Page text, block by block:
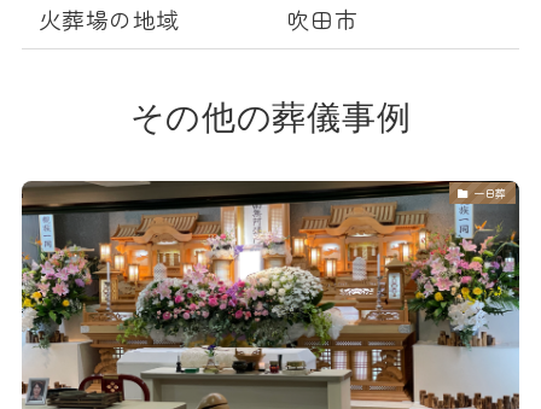
火葬場の地域
吹田市
その他の葬儀事例
一日葬